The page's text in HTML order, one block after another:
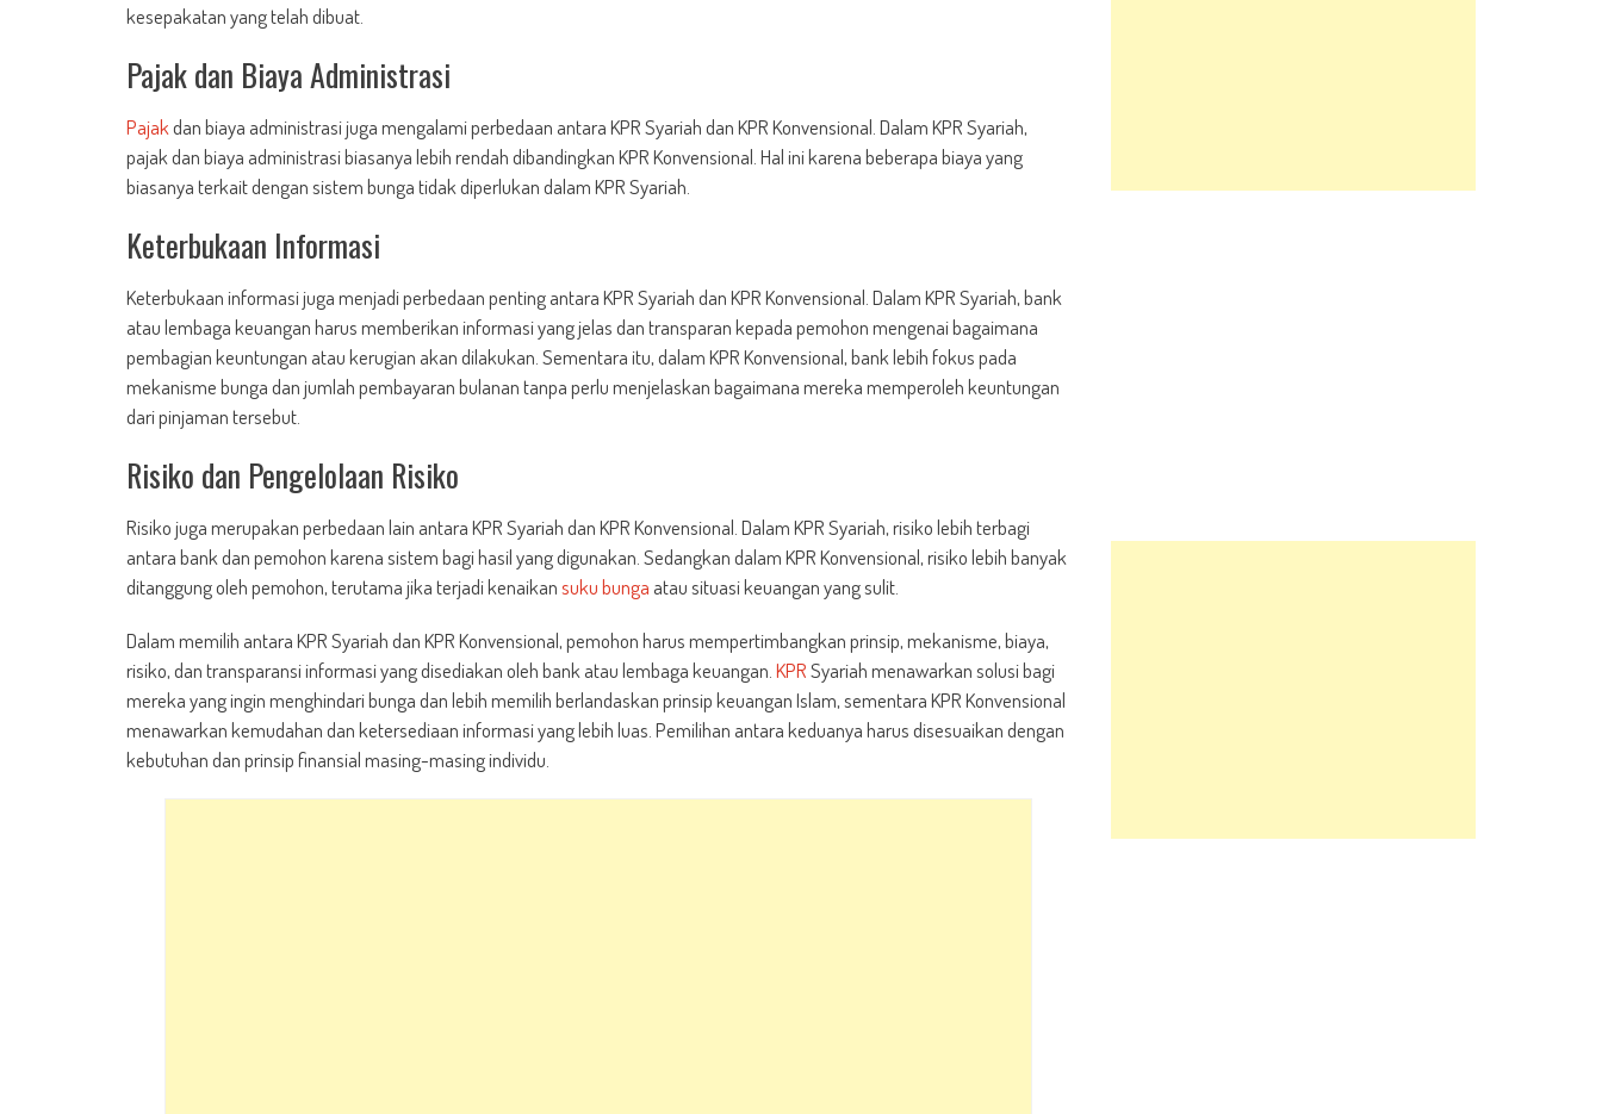
kesepakatan yang telah dibuat.
Pajak dan Biaya Administrasi
Pajakdan biaya administrasi juga mengalami perbedaan antara KPR Syariah dan KPR Konvensional. Dalam KPR Syariah,
pajak dan biaya administrasi biasanya lebih rendah dibandingkan KPR Konvensional. Hal ini karena beberapa biaya yang
biasanya terkait dengan sistem bunga tidak diperlukan dalam KPR Syariah.
Keterbukaan Informasi
Keterbukaan informasi juga menjadi perbedaan penting antara KPR Syariah dan KPR Konvensional. Dalam KPR Syariah, bank
atau lembaga keuangan harus memberikan informasi yang jelas dan transparan kepada pemohon mengenai bagaimana
pembagian keuntungan atau kerugian akan dilakukan. Sementara itu, dalam KPR Konvensional, bank lebih fokus pada
mekanisme bunga dan jumlah pembayaran bulanan tanpa perlu menjelaskan bagaimana mereka memperoleh keuntungan
dari pinjaman tersebut.
Risiko dan Pengelolaan Risiko
Risiko juga merupakan perbedaan lain antara KPR Syariah dan KPR Konvensional. Dalam KPR Syariah, risiko lebih terbagi
antara bank dan pemohon karena sistem bagi hasil yang digunakan. Sedangkan dalam KPR Konvensional, risiko lebih banyak
ditanggung oleh pemohon, terutama jika terjadi kenaikansuku bunga atau situasi keuangan yang sulit.
Dalam memilih antara KPR Syariah dan KPR Konvensional, pemohon harus mempertimbangkan prinsip, mekanisme, biaya,
risiko, dan transparansi informasi yang disediakan oleh bank atau lembaga keuangan. KPRSyariah menawarkan solusi bagi
mereka yang ingin menghindari bunga dan lebih memilih berlandaskan prinsip keuangan Islam, sementara KPR Konvensional
menawarkan kemudahan dan ketersediaan informasi yang lebih luas. Pemilihan antara keduanya harus disesuaikan dengan
kebutuhan dan prinsip finansial masing-masing individu.